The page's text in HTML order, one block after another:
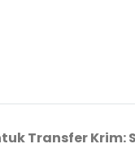
Transfer